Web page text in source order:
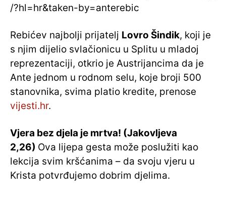
/?hl=hr&taken-by=anterebic
Rebićev najbolji prijatelj Lovro Šindik, koji je
s njim dijelio svlačionicu u Splitu u mladoj
reprezentaciji, otkrio je Austrijancima da je
Ante jednom u rodnom selu, koje broji 500
stanovnika, svima platio kredite, prenose
vijesti.hr.
Vjera bez djela je mrtva! (Jakovljeva
2,26) Ova lijepa gesta može poslužiti kao
lekcija svim kršćanima – da svoju vjeru u
Krista potvrđujemo dobrim djelima.